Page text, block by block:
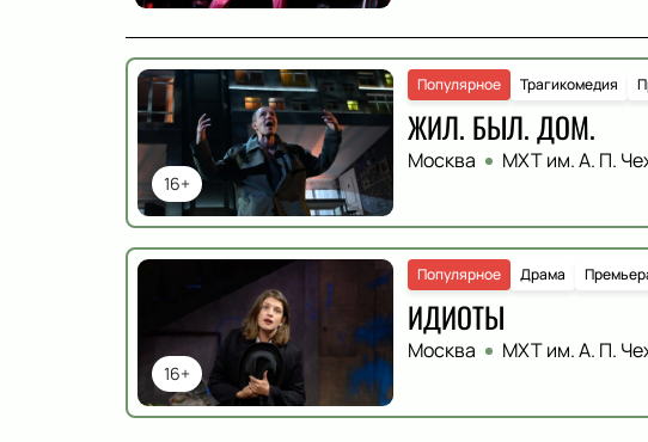
16+
Трагикомедия
Популярное
ЖИЛ. БЫЛ. ДОМ.
Москва МХТ им. А. П.
16+
Драма
Популярное
ИДИОТЫ
Москва МХТ им. А. П.